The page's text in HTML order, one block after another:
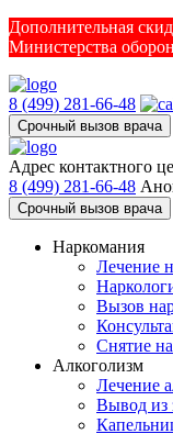
Дополнительная
Министерства
8 (499) 281-66-48
Срочный вызов врача
Адрес контактного
8 (499) 281-66-48
Срочный вызов врача
Наркомания
Лечение
Вызов
Снятие
Алкоголизм
Лечение
Вывод из